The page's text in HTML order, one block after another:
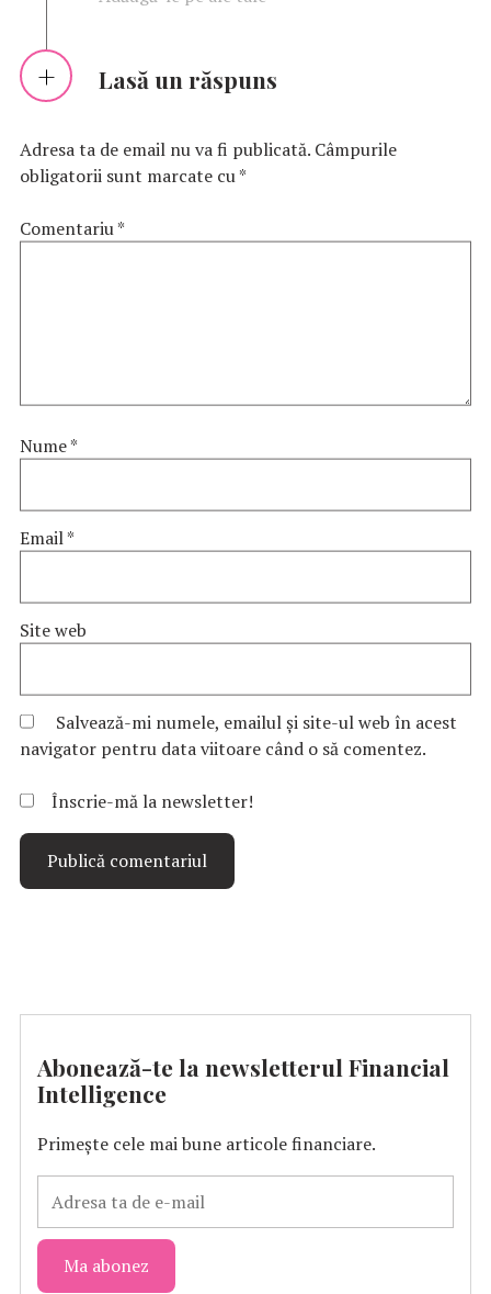
Lasă un răspuns
Adresa ta de email nu va fi publicată. Câmpurile
obligatorii sunt marcate cu*
Comentariu*
Nume*
Email*
Site web
Salvează-mi numele, emailul și site-ul web în acest
navigator pentru data viitoare când o să comentez.
Înscrie-mă la newsletter!
Abonează-te la newsletterul Financial
Intelligence
Primește cele mai bune articole financiare.